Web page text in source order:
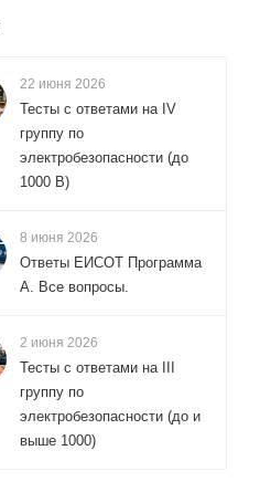
22 июня 2026
Тесты с ответами на IV
группу по
электробезопасности (до
1000 В)
8 июня 2026
Ответы ЕИСОТ Программа
А. Все вопросы.
2 июня 2026
Тесты с ответами на III
группу по
электробезопасности (до и
выше 1000)